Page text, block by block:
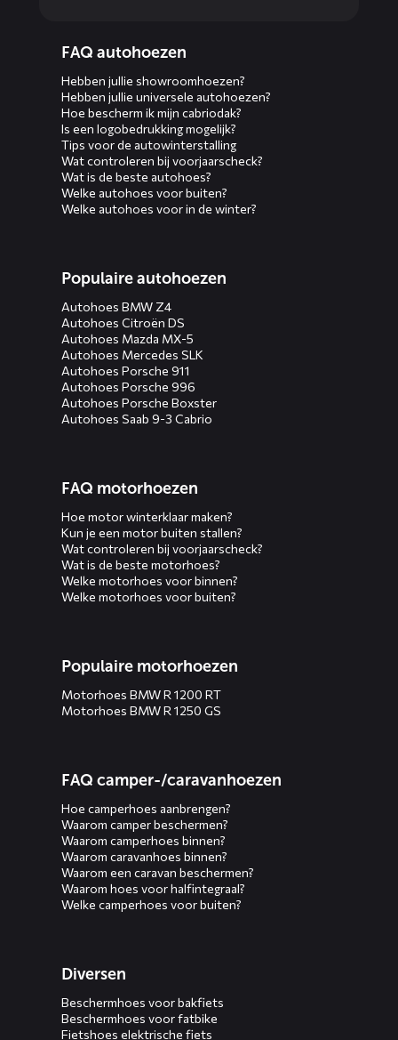
menusFAQ autohoezen
Hebben jullie showroomhoezen?
Hebben jullie universele autohoezen?
Hoe bescherm ik mijn cabriodak?
Is een logobedrukking mogelijk?
Tips voor de autowinterstalling
Wat controleren bij voorjaarscheck?
Wat is de beste autohoes?
Welke autohoes voor buiten?
Welke autohoes voor in de winter?
Populaire autohoezen
Autohoes BMW Z4
Autohoes Citroën DS
Autohoes Mazda MX-5
Autohoes Mercedes SLK
Autohoes Porsche 911
Autohoes Porsche 996
Autohoes Porsche Boxster
Autohoes Saab 9-3 Cabrio
FAQ motorhoezen
Hoe motor winterklaar maken?
Kun je een motor buiten stallen?
Wat controleren bij voorjaarscheck?
Wat is de beste motorhoes?
Welke motorhoes voor binnen?
Welke motorhoes voor buiten?
Populaire motorhoezen
Motorhoes BMW R 1200 RT
Motorhoes BMW R 1250 GS
FAQ camper-/caravanhoezen
Hoe camperhoes aanbrengen?
Waarom camper beschermen?
Waarom camperhoes binnen?
Waarom caravanhoes binnen?
Waarom een caravan beschermen?
Waarom hoes voor halfintegraal?
Welke camperhoes voor buiten?
Diversen
Beschermhoes voor bakfiets
Beschermhoes voor fatbike
Fietshoes elektrische fiets